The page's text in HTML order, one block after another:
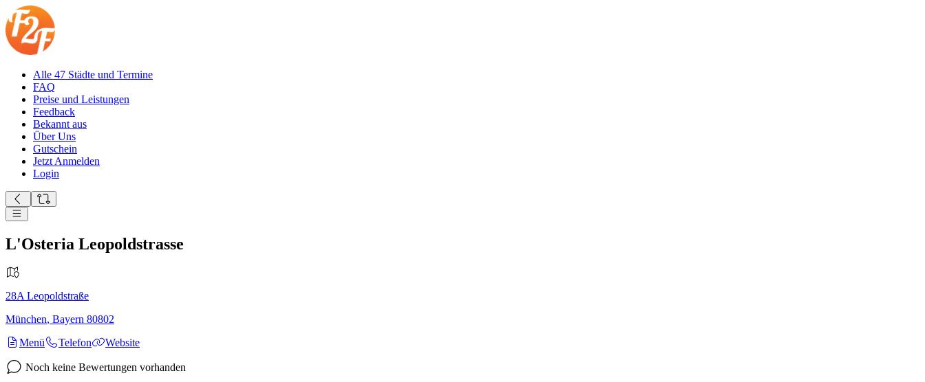
Alle 47 Städte und Termine
FAQ
Preise und Leistungen
Feedback
Bekannt aus
Über Uns
Gutschein
Jetzt Anmelden
Login
L'Osteria Leopoldstrasse
28A Leopoldstraße
München, Bayern 80802
Menü
Telefon Website
Noch keine Bewertungen vorhanden